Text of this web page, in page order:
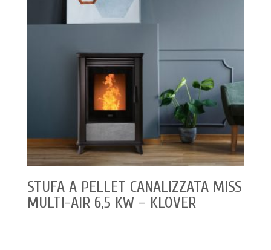
STUFA A PELLET CANALIZZATA MISS
MULTI-AIR 6,5 KW – KLOVER